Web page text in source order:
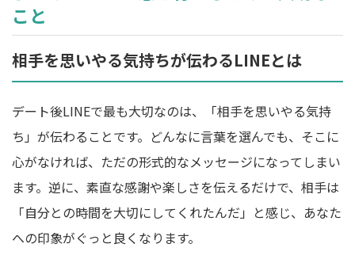
こと
相手を思いやる気持ちが伝わるLINEとは
デート後LINEで最も大切なのは、「相手を思いやる気持
ち」が伝わることです。どんなに言葉を選んでも、そこに
心がなければ、ただの形式的なメッセージになってしまい
ます。逆に、素直な感謝や楽しさを伝えるだけで、相手は
「自分との時間を大切にしてくれたんだ」と感じ、あなた
への印象がぐっと良くなります。